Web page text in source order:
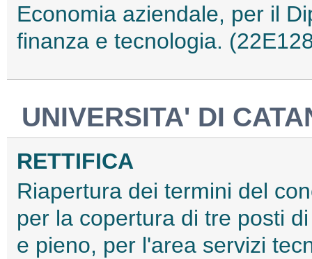
Economia aziendale, per il
finanza e tecnologia.
UNIVERSITA' DI
RETTIFICA
Riapertura dei termini del
per la copertura di tre posti
e pieno, per l'area servizi